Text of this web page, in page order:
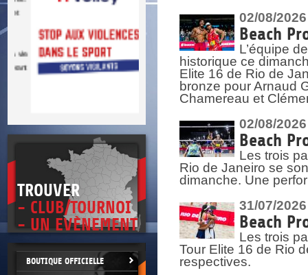
>
TROUVER
- CLUB/TOURNOI
- UN EVÈNEMENT
BOUTIQUE OFFICIELLE
02/08/2026
Beach
L’équipe
historique ce
Elite 16 de Rio de
bronze pour Arnaud
Chamereau et
02/08/2026
Beach
Les trois
Rio de Janeiro se
dimanche. Une
31/07/2026
Beach
Les trois
Tour Elite 16 de Rio
respectives.